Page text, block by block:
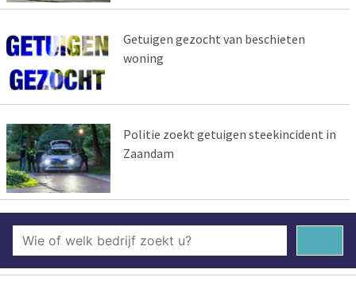
Getuigen gezocht van beschieten
woning
Politie zoekt getuigen steekincident in
Zaandam